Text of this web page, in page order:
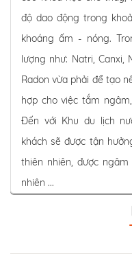
độ dao động trong
khoáng ấm - nóng.
lượng như: Natri,
Radon vừa phải để tạo
hợp cho việc tắm
Đến với Khu du lịch
khách sẽ được tận
thiên nhiên, được
nhiên ...